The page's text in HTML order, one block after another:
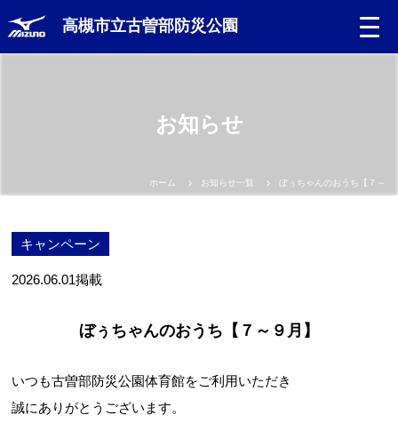
高槻市立古曽部防災公園
お知らせ
ホーム お知らせ一覧 ぼぅちゃんのおうち【７～９
キャンペーン
2026.06.01掲載
ぼぅちゃんのおうち【７～９月】
いつも古曽部防災公園体育館をご利用いただき
誠にありがとうございます。